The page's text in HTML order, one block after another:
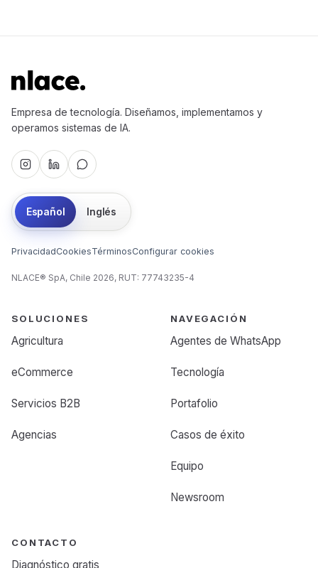
Empresa de tecnología. Diseñamos, implementamos y
operamos sistemas de IA.
Español Inglés
PrivacidadCookiesTérminosConfigurar cookies
NLACE® SpA, Chile 2026, RUT: 77743235-4
SOLUCIONES
Agricultura
eCommerce
Servicios B2B
Agencias
NAVEGACIÓN
Agentes de WhatsApp
Tecnología
Portafolio
Casos de éxito
Equipo
Newsroom
CONTACTO
Diagnóstico gratis